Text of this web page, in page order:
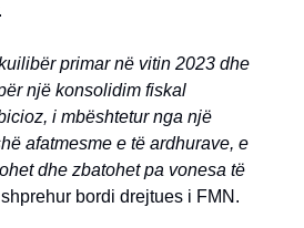
primar në vitin 2023 dhe
një konsolidim fiskal
i mbështetur nga një
afatmesme e të ardhurave, e
dhe zbatohet pa vonesa të
shprehur bordi drejtues i FMN.